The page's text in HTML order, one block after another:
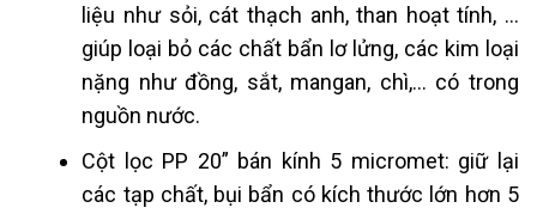
liệu như sỏi, cát thạch anh, than hoạt tính, …
giúp loại bỏ các chất bẩn lơ lửng, các kim loại
nặng như đồng, sắt, mangan, chì,… có trong
nguồn nước.
Cột lọc PP 20” bán kính 5 micromet: giữ lại
các tạp chất, bụi bẩn có kích thước lớn hơn 5